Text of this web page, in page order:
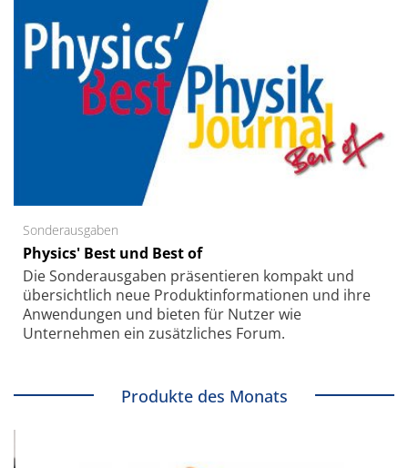
Sonderausgaben
Physics' Best und Best of
Die Sonder­ausgaben präsentieren kompakt und
übersichtlich neue Produkt­informationen und ihre
Anwendungen und bieten für Nutzer wie
Unternehmen ein zusätzliches Forum.
Produkte des Monats